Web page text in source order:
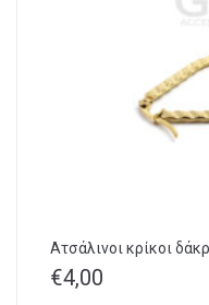
Ατσάλινοι κρίκοι
€4,00